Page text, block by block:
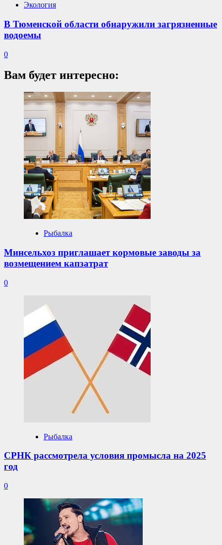
Экология
В Тюменской области обнаружили загрязненные
водоемы
0
Вам будет интересно:
Рыбалка
Минсельхоз приглашает кормовые заводы за
возмещением капзатрат
0
Рыбалка
СРНК рассмотрела условия промысла на 2025
год
0